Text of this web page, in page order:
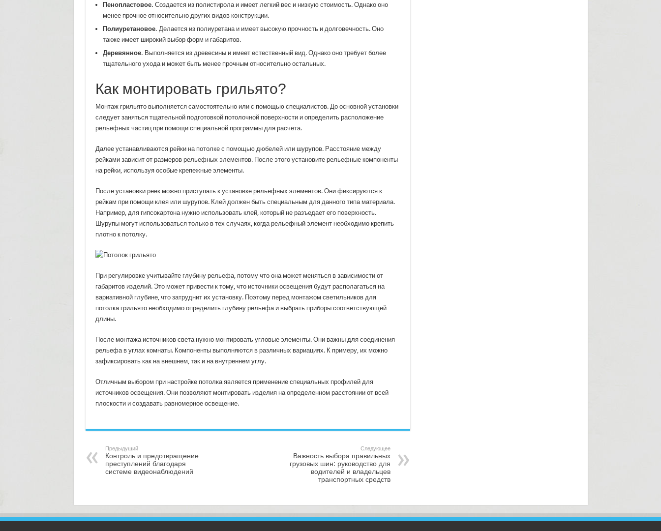
Пенопластовое. Создается из полистирола и имеет легкий вес и низкую стоимость. Однако оно
менее прочное относительно других видов конструкции.
Полиуретановое. Делается из полиуретана и имеет высокую прочность и долговечность. Оно
также имеет широкий выбор форм и габаритов.
Деревянное. Выполняется из древесины и имеет естественный вид. Однако оно требует более
тщательного ухода и может быть менее прочным относительно остальных.
Как монтировать грильято?
Монтаж грильято выполняется самостоятельно или с помощью специалистов. До основной установки
следует заняться тщательной подготовкой потолочной поверхности и определить расположение
рельефных частиц при помощи специальной программы для расчета.
Далее устанавливаются рейки на потолке с помощью дюбелей или шурупов. Расстояние между
рейками зависит от размеров рельефных элементов. После этого установите рельефные компоненты
на рейки, используя особые крепежные элементы.
После установки реек можно приступать к установке рельефных элементов. Они фиксируются к
рейкам при помощи клея или шурупов. Клей должен быть специальным для данного типа материала.
Например, для гипсокартона нужно использовать клей, который не разъедает его поверхность.
Шурупы могут использоваться только в тех случаях, когда рельефный элемент необходимо крепить
плотно к потолку.
При регулировке учитывайте глубину рельефа, потому что она может меняться в зависимости от
габаритов изделий. Это может привести к тому, что источники освещения будут располагаться на
вариативной глубине, что затруднит их установку. Поэтому перед монтажом светильников для
потолка грильято необходимо определить глубину рельефа и выбрать приборы соответствующей
длины.
После монтажа источников света нужно монтировать угловые элементы. Они важны для соединения
рельефа в углах комнаты. Компоненты выполняются в различных вариациях. К примеру, их можно
зафиксировать как на внешнем, так и на внутреннем углу.
Отличным выбором при настройке потолка является применение специальных профилей для
источников освещения. Они позволяют монтировать изделия на определенном расстоянии от всей
плоскости и создавать равномерное освещение.
Предыдущий
Контроль и предотвращение
преступлений благодаря
системе видеонаблюдений
Следующее
Важность выбора правильных
грузовых шин: руководство для
водителей и владельцев
транспортных средств